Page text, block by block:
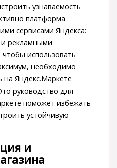
узнаваемость
платформа
сервисами Яндекса:
и рекламными
использовать
необходимо
на Яндекс.Маркете
руководство для
поможет избежать
устойчивую
и